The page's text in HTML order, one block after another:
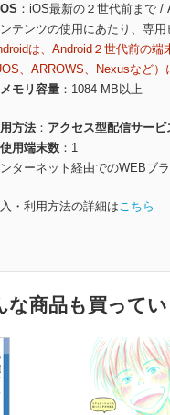
iOS最新の２世代前まで /
テンツの使用にあたり、専
は、Android２世代前の端
、ARROWS、Nexusなど
モリ容量
1084 MB以上
方法
アクセス型配信サービ
用端末数
1
ターネット経由でのWEBブ
・利用方法の詳細はこちら
商品も買ってい